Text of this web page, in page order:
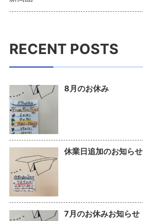
RECENT POSTS
8月のお休み
休業日追加のお知らせ
7月のお休みお知らせ